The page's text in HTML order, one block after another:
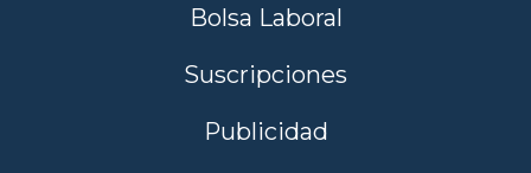
Bolsa Laboral
Suscripciones
Publicidad